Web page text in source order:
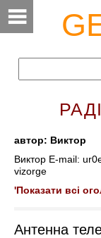
автор: Виктор
Виктор E-mail:
vizorge
'Показати всі
Антенна